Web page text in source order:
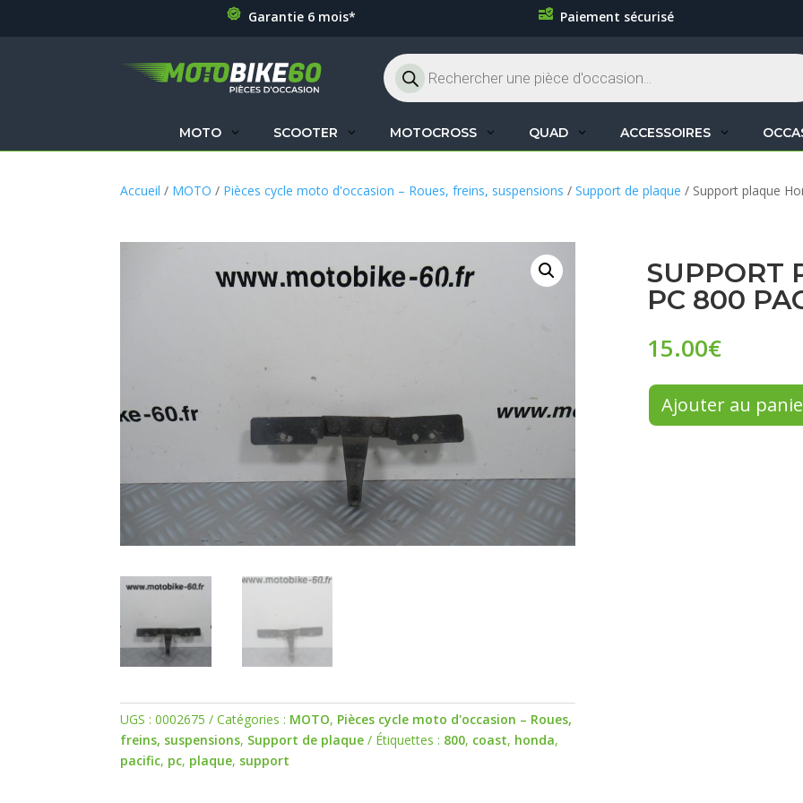
Garantie 6 mois* Paiement sécurisé
Recherche
de
produits
MOTO SCOOTER MOTOCROSS QUAD ACCESSOIRES
Accueil / MOTO / Pièces cycle moto d'occasion – Roues, freins, suspensions /Support de plaque / Support plaque
UGS :0002675 Catégories : MOTO, Pièces cycle moto d'occasion – Roues,
freins, suspensions, Support de plaque Étiquettes : 800, coast, honda,
pacific, pc, plaque, support
SUPPORT
PC 800
15.00€
Ajouter au